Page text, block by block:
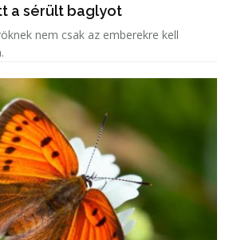
a sérült baglyot
nem csak az emberekre kell